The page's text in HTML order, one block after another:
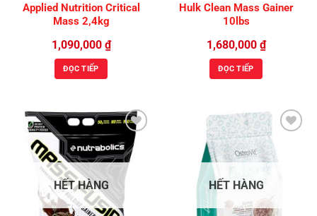
Applied Nutrition Critical
Mass 2,4kg
1,090,000 ₫
ĐỌC TIẾP
Hulk Clean Mass Gainer
10lbs
1,680,000 ₫
ĐỌC TIẾP
Add to
Wishlist
HẾT HÀNG HẾT HÀNG